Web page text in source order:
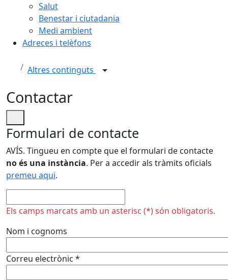
Salut
Benestar i ciutadania
Medi ambient
Adreces i telèfons
Altres continguts
Contactar
Formulari de contacte
AVÍS. Tingueu en compte que el formulari de contacte
no és una instància. Per a accedir als tràmits oficials
premeu aqui.
Els camps marcats amb un asterisc (*) són obligatoris.
Nom i cognoms
Correu electrònic *